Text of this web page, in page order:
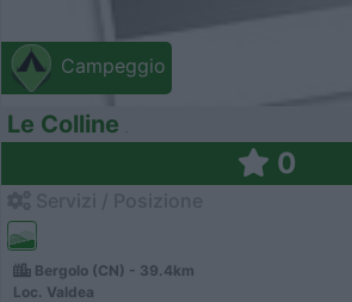
Campeggio
Le Colline
0
Bergolo (CN) - 39.4km
Loc. Valdea